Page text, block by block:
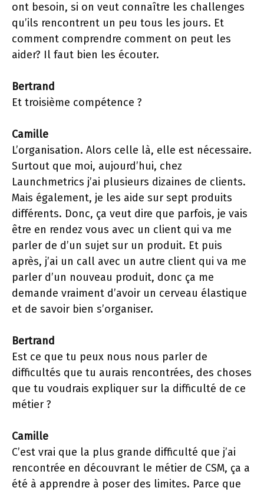
ont besoin, si on veut connaître les challenges
qu’ils rencontrent un peu tous les jours. Et
comment comprendre comment on peut les
aider? Il faut bien les écouter.
Bertrand
Et troisième compétence ?
Camille
L’organisation. Alors celle là, elle est nécessaire.
Surtout que moi, aujourd’hui, chez
Launchmetrics j’ai plusieurs dizaines de clients.
Mais également, je les aide sur sept produits
différents. Donc, ça veut dire que parfois, je vais
être en rendez vous avec un client qui va me
parler de d’un sujet sur un produit. Et puis
après, j’ai un call avec un autre client qui va me
parler d’un nouveau produit, donc ça me
demande vraiment d’avoir un cerveau élastique
et de savoir bien s’organiser.
Bertrand
Est ce que tu peux nous nous parler de
difficultés que tu aurais rencontrées, des choses
que tu voudrais expliquer sur la difficulté de ce
métier ?
Camille
C’est vrai que la plus grande difficulté que j’ai
rencontrée en découvrant le métier de CSM, ça a
été à apprendre à poser des limites. Parce que